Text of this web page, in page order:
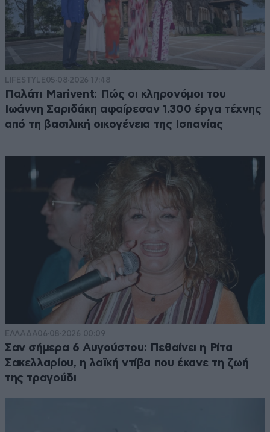
LIFESTYLE05·08·2026 17:48
Παλάτι Marivent: Πώς οι κληρονόμοι του
Ιωάννη Σαριδάκη αφαίρεσαν 1.300 έργα τέχνης
από τη βασιλική οικογένεια της Ισπανίας
ΕΛΛΑΔΑ06·08·2026 00:09
Σαν σήμερα 6 Αυγούστου: Πεθαίνει η Ρίτα
Σακελλαρίου, η λαϊκή ντίβα που έκανε τη ζωή
της τραγούδι